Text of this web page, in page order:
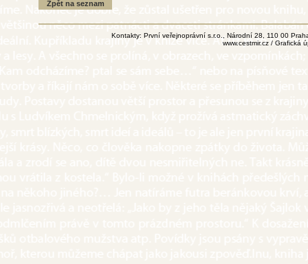
Kontakty: První veřejnoprávní s.r.o., Národní 28, 110 00
www.cestmir.cz / Grafická